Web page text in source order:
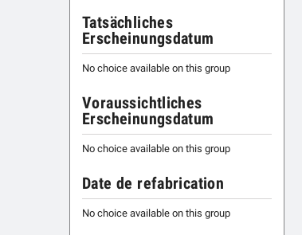
Tatsächliches
Erscheinungsdatum
No choice available on this group
Voraussichtliches
Erscheinungsdatum
No choice available on this group
Date de refabrication
No choice available on this group